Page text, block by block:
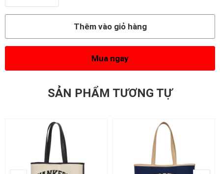
Thêm vào giỏ hàng
Mua ngay
SẢN PHẨM TƯƠNG TỰ